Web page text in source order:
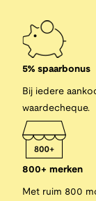
5% spaarbonus
Bij iedere
waardecheque.
800+ merken
Met ruim 800